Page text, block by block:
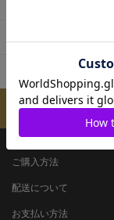
ご購入方法
配送について
お支払い方法